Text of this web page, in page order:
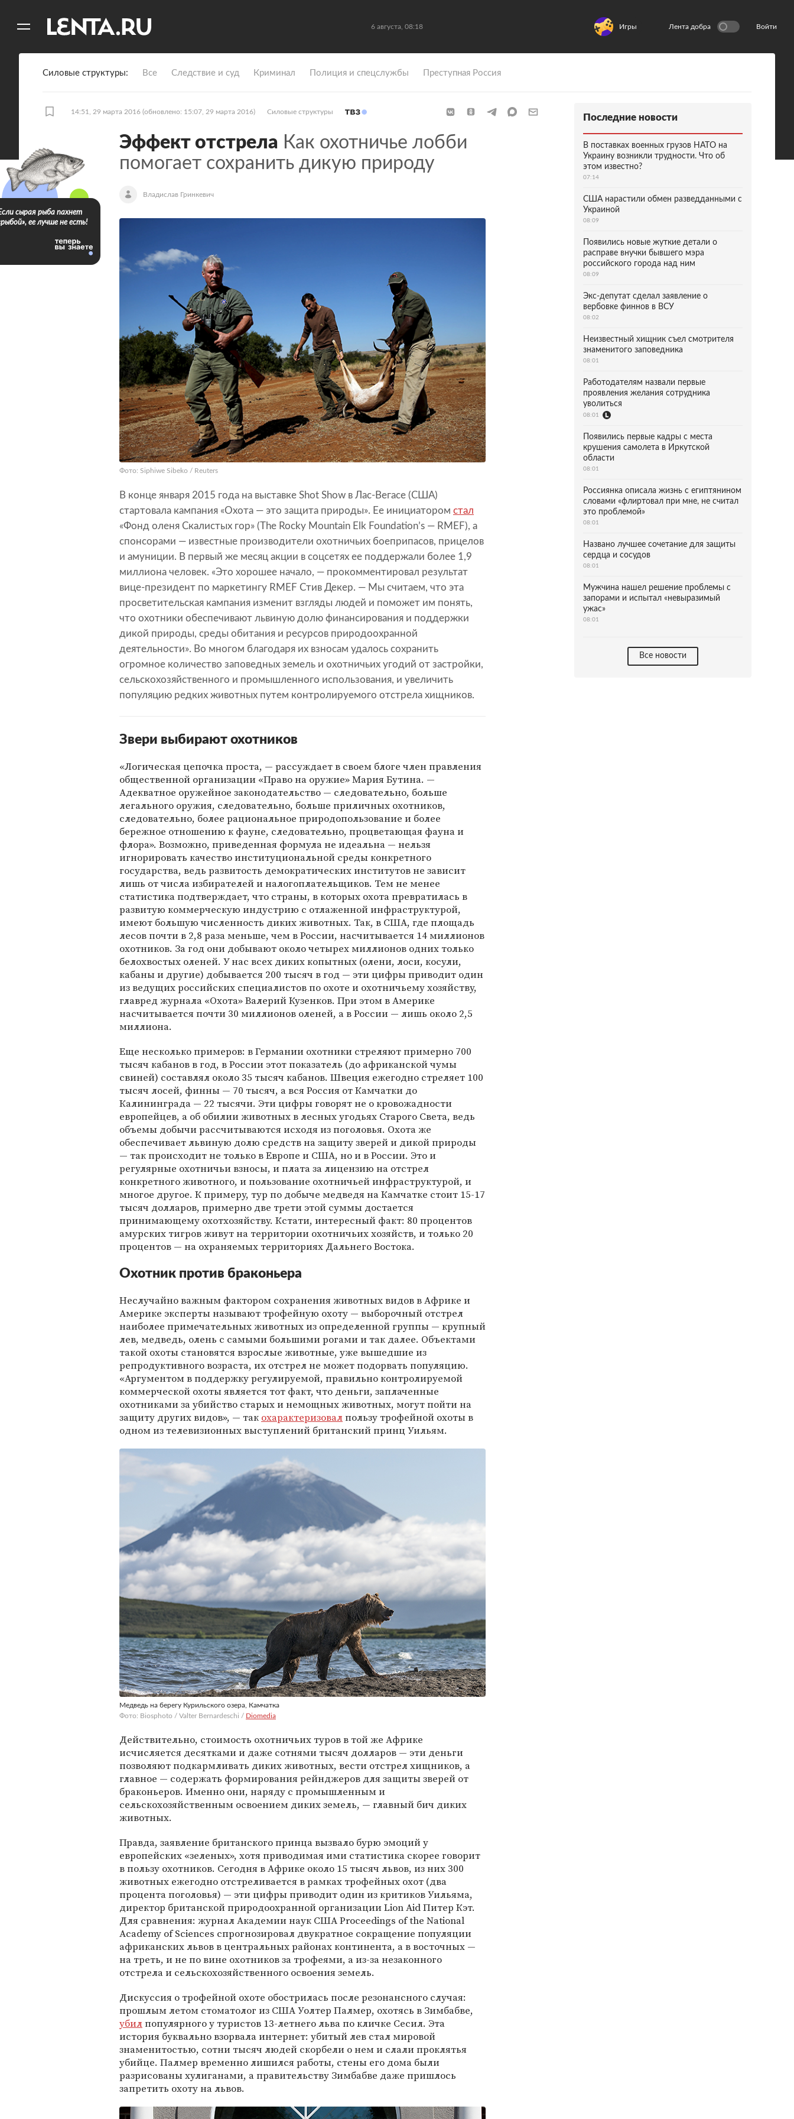
6 августа, 08:18 Игры Лента добра Войти
Силовые структуры Все Следствие и суд Криминал Полиция и спецслужбы Преступная Россия
14:51, 29 марта 2016 (обновлено: 15:07, 29 марта 2016) Силовые структуры
Эффект отстрела Как охотничье лобби
помогает сохранить дикую природу
Владислав Гринкевич
Фото: Siphiwe Sibeko / Reuters
В конце января 2015 года на выставке Shot Show в Лас-Вегасе (США)
стартовала кампания «Охота — это защита природы». Ее инициатором стал
«Фонд оленя Скалистых гор» (The Rocky Mountain Elk Foundation’s — RMEF), а
спонсорами — известные производители охотничьих боеприпасов, прицелов
и амуниции. В первый же месяц акции в соцсетях ее поддержали более 1,9
миллиона человек. «Это хорошее начало, — прокомментировал результат
вице-президент по маркетингу RMEF Стив Декер. — Мы считаем, что эта
просветительская кампания изменит взгляды людей и поможет им понять,
что охотники обеспечивают львиную долю финансирования и поддержки
дикой природы, среды обитания и ресурсов природоохранной
деятельности». Во многом благодаря их взносам удалось сохранить
огромное количество заповедных земель и охотничьих угодий от застройки,
сельскохозяйственного и промышленного использования, и увеличить
популяцию редких животных путем контролируемого отстрела хищников.
Звери выбирают охотников
«Логическая цепочка проста, — рассуждает в своем блоге член правления
общественной организации «Право на оружие» Мария Бутина. —
Адекватное оружейное законодательство — следовательно, больше
легального оружия, следовательно, больше приличных охотников,
следовательно, более рациональное природопользование и более
бережное отношению к фауне, следовательно, процветающая фауна и
флора». Возможно, приведенная формула не идеальна — нельзя
игнорировать качество институциональной среды конкретного
государства, ведь развитость демократических институтов не зависит
лишь от числа избирателей и налогоплательщиков. Тем не менее
статистика подтверждает, что страны, в которых охота превратилась в
развитую коммерческую индустрию с отлаженной инфраструктурой,
имеют большую численность диких животных. Так, в США, где площадь
лесов почти в 2,8 раза меньше, чем в России, насчитывается 14 миллионов
охотников. За год они добывают около четырех миллионов одних только
белохвостых оленей. У нас всех диких копытных (олени, лоси, косули,
кабаны и другие) добывается 200 тысяч в год — эти цифры приводит один
из ведущих российских специалистов по охоте и охотничьему хозяйству,
главред журнала «Охота» Валерий Кузенков. При этом в Америке
насчитывается почти 30 миллионов оленей, а в России — лишь около 2,5
миллиона.
Еще несколько примеров: в Германии охотники стреляют примерно 700
тысяч кабанов в год, в России этот показатель (до африканской чумы
свиней) составлял около 35 тысяч кабанов. Швеция ежегодно стреляет 100
тысяч лосей, финны — 70 тысяч, а вся Россия от Камчатки до
Калининграда — 22 тысячи. Эти цифры говорят не о кровожадности
европейцев, а об обилии животных в лесных угодьях Старого Света, ведь
объемы добычи рассчитываются исходя из поголовья. Охота же
обеспечивает львиную долю средств на защиту зверей и дикой природы
— так происходит не только в Европе и США, но и в России. Это и
регулярные охотничьи взносы, и плата за лицензию на отстрел
конкретного животного, и пользование охотничьей инфраструктурой, и
многое другое. К примеру, тур по добыче медведя на Камчатке стоит 15-17
тысяч долларов, примерно две трети этой суммы достается
принимающему охотхозяйству. Кстати, интересный факт: 80 процентов
амурских тигров живут на территории охотничьих хозяйств, и только 20
процентов — на охраняемых территориях Дальнего Востока.
Охотник против браконьера
Неслучайно важным фактором сохранения животных видов в Африке и
Америке эксперты называют трофейную охоту — выборочный отстрел
наиболее примечательных животных из определенной группы — крупный
лев, медведь, олень с самыми большими рогами и так далее. Объектами
такой охоты становятся взрослые животные, уже вышедшие из
репродуктивного возраста, их отстрел не может подорвать популяцию.
«Аргументом в поддержку регулируемой, правильно контролируемой
коммерческой охоты является тот факт, что деньги, заплаченные
охотниками за убийство старых и немощных животных, могут пойти на
защиту других видов», — так охарактеризовалпользу трофейной охоты в
одном из телевизионных выступлений британский принц Уильям.
Медведь на берегу Курильского озера, Камчатка
Фото: Biosphoto / Valter Bernardeschi / Diomedia
Действительно, стоимость охотничьих туров в той же Африке
исчисляется десятками и даже сотнями тысяч долларов — эти деньги
позволяют подкармливать диких животных, вести отстрел хищников, а
главное — содержать формирования рейнджеров для защиты зверей от
браконьеров. Именно они, наряду с промышленным и
сельскохозяйственным освоением диких земель, — главный бич диких
животных.
Правда, заявление британского принца вызвало бурю эмоций у
европейских «зеленых», хотя приводимая ими статистика скорее говорит
в пользу охотников. Сегодня в Африке около 15 тысяч львов, из них 300
животных ежегодно отстреливается в рамках трофейных охот (два
процента поголовья) — эти цифры приводит один из критиков Уильяма,
директор британской природоохранной организации Lion Aid Питер Кэт.
Для сравнения: журнал Академии наук США Proceedings of the National
Academy of Sciences спрогнозировал двукратное сокращение популяции
африканских львов в центральных районах континента, а в восточных —
на треть, и не по вине охотников за трофеями, а из-за незаконного
отстрела и сельскохозяйственного освоения земель.
Дискуссия о трофейной охоте обострилась после резонансного случая:
прошлым летом стоматолог из США Уолтер Палмер, охотясь в Зимбабве,
убилпопулярного у туристов 13-летнего льва по кличке Сесил. Эта
история буквально взорвала интернет: убитый лев стал мировой
знаменитостью, сотни тысяч людей скорбели о нем и слали проклятья
убийце. Палмер временно лишился работы, стены его дома были
разрисованы хулиганами, а правительству Зимбабве даже пришлось
запретить охоту на львов.
сырая рыба пахнет
ее лучше не есть!
Последние новости
В поставках военных грузов НАТО на
Украину возникли трудности. Что об
этом известно?
07:14
США нарастили обмен разведданными с
Украиной
08:09
Появились новые жуткие детали о
расправе внучки бывшего мэра
российского города над ним
08:09
Экс-депутат сделал заявление о
вербовке финнов в ВСУ
08:02
Неизвестный хищник съел смотрителя
знаменитого заповедника
08:01
Работодателям назвали первые
проявления желания сотрудника
уволиться
08:01
Появились первые кадры с места
крушения самолета в Иркутской
области
08:01
Россиянка описала жизнь с египтянином
словами «флиртовал при мне, не считал
это проблемой»
08:01
Названо лучшее сочетание для защиты
сердца и сосудов
08:01
Мужчина нашел решение проблемы с
запорами и испытал «невыразимый
ужас»
08:01
Все новости